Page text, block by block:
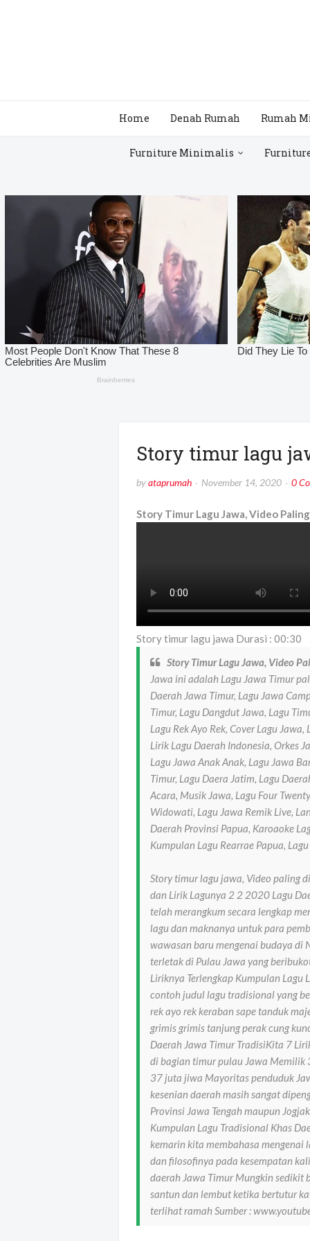
Home Denah Rumah Rumah
Furniture Minimalis
Story timur lagu
byataprumah November 14, 2020 0
Story Timur Lagu Jawa, Video
Story timur lagu jawa Durasi : 00:30
Story Timur Lagu Jawa, Video
Jawa ini adalah Lagu Jawa Timur
Daerah Jawa Timur, Lagu Jawa
Timur, Lagu Dangdut Jawa, Lagu
Lagu Rek Ayo Rek, Cover Lagu
Lirik Lagu Daerah Indonesia, Orkes
Lagu Jawa Anak Anak, Lagu Jawa
Timur, Lagu Daera Jatim, Lagu
Acara, Musik Jawa, Lagu Four
Widowati, Lagu Jawa Remik Live,
Daerah Provinsi Papua, Karoaoke
Kumpulan Lagu Rearrae Papua,
Story timur lagu jawa, Video paling
dan Lirik Lagunya 2 2 2020 Lagu
telah merangkum secara lengkap
lagu dan maknanya untuk para
wawasan baru mengenai budaya di
terletak di Pulau Jawa yang
Liriknya Terlengkap Kumpulan Lagu
contoh judul lagu tradisional yang
rek ayo rek keraban sape tanduk
grimis grimis tanjung perak cung
Daerah Jawa Timur TradisiKita 7
di bagian timur pulau Jawa Memilik
37 juta jiwa Mayoritas penduduk
kesenian daerah masih sangat
Provinsi Jawa Tengah maupun
Kumpulan Lagu Tradisional Khas
kemarin kita membahasa mengenai
dan filosofinya pada kesempatan
daerah Jawa Timur Mungkin sedikit
santun dan lembut ketika bertutur
terlihat ramah Sumber :